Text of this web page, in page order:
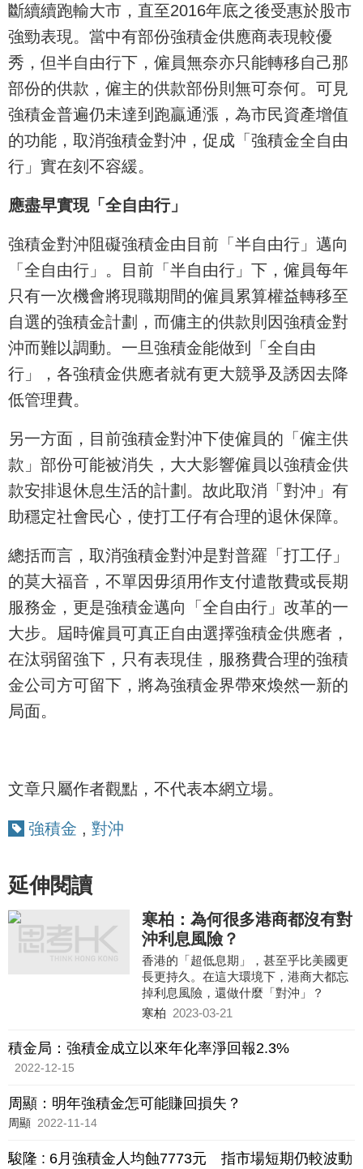
斷續續跑輸大市，直至2016年底之後受惠於股市
強勁表現。當中有部份強積金供應商表現較優
秀，但半自由行下，僱員無奈亦只能轉移自己那
部份的供款，僱主的供款部份則無可奈何。可見
強積金普遍仍未達到跑贏通漲，為市民資產增值
的功能，取消強積金對沖，促成「強積金全自由
行」實在刻不容緩。
應盡早實現「全自由行」
強積金對沖阻礙強積金由目前「半自由行」邁向
「全自由行」。目前「半自由行」下，僱員每年
只有一次機會將現職期間的僱員累算權益轉移至
自選的強積金計劃，而傭主的供款則因強積金對
沖而難以調動。一旦強積金能做到「全自由
行」，各強積金供應者就有更大競爭及誘因去降
低管理費。
另一方面，目前強積金對沖下使僱員的「僱主供
款」部份可能被消失，大大影響僱員以強積金供
款安排退休息生活的計劃。故此取消「對沖」有
助穩定社會民心，使打工仔有合理的退休保障。
總括而言，取消強積金對沖是對普羅「打工仔」
的莫大福音，不單因毋須用作支付遣散費或長期
服務金，更是強積金邁向「全自由行」改革的一
大步。屆時僱員可真正自由選擇強積金供應者，
在汰弱留強下，只有表現佳，服務費合理的強積
金公司方可留下，將為強積金界帶來煥然一新的
局面。
文章只屬作者觀點，不代表本網立場。
強積金 , 對沖
延伸閱讀
寒柏：為何很多港商都沒有對
沖利息風險？
香港的「超低息期」，甚至乎比美國更
長更持久。在這大環境下，港商大都忘
掉利息風險，還做什麼「對沖」？
寒柏 2023-03-21
積金局：強積金成立以來年化率淨回報2.3%
2022-12-15
周顯：明年強積金怎可能賺回損失？
周顯 2022-11-14
駿隆 : 6月強積金人均蝕7773元 指市場短期仍較波動